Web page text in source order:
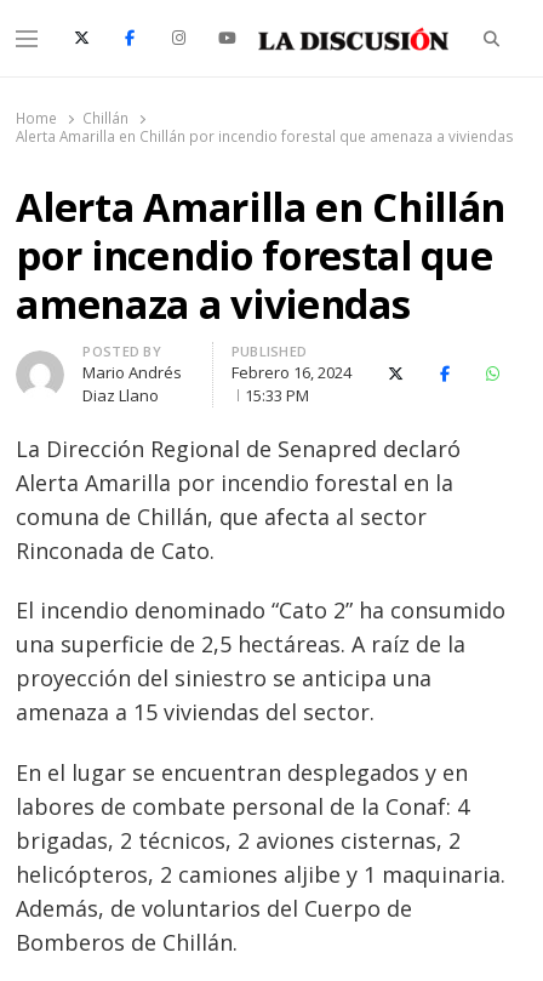
Menu
Home
Chillán
Alerta Amarilla en Chillán por incendio forestal que amenaza a viviendas
Alerta Amarilla en Chillán
por incendio forestal que
amenaza a viviendas
Author
POSTED BY
Mario Andrés
Diaz Llano
PUBLISHED
Febrero 16, 2024
15:33 PM
X (Twitter)Facebook
La Dirección Regional de Senapred declaró
Alerta Amarilla por incendio forestal en la
comuna de Chillán, que afecta al sector
Rinconada de Cato.
El incendio denominado “Cato 2” ha consumido
una superficie de 2,5 hectáreas. A raíz de la
proyección del siniestro se anticipa una
amenaza a 15 viviendas del sector.
En el lugar se encuentran desplegados y en
labores de combate personal de la Conaf: 4
brigadas, 2 técnicos, 2 aviones cisternas, 2
helicópteros, 2 camiones aljibe y 1 maquinaria.
Además, de voluntarios del Cuerpo de
Bomberos de Chillán.